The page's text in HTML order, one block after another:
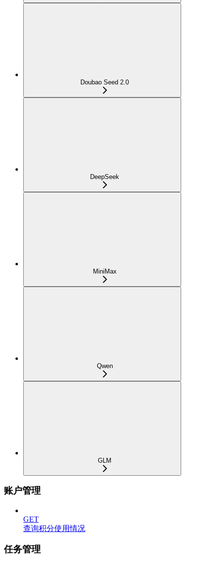
Doubao Seed 2.0
DeepSeek
MiniMax
Qwen
GLM
账户管理
GET
查询积分使用情况
任务管理